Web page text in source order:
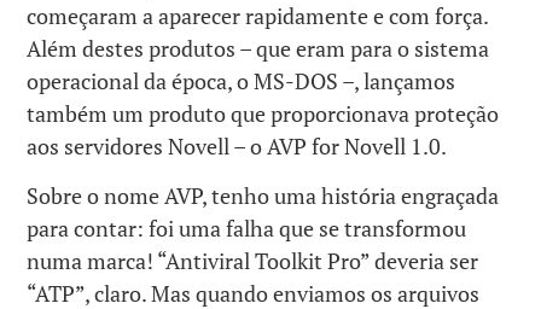
começaram a aparecer rapidamente e com força.
Além destes produtos – que eram para o sistema
operacional da época, o MS-DOS –, lançamos
também um produto que proporcionava proteção
aos servidores Novell – o AVP for Novell 1.0.
Sobre o nome AVP, tenho uma história engraçada
para contar: foi uma falha que se transformou
numa marca! “Antiviral Toolkit Pro” deveria ser
“ATP”, claro. Mas quando enviamos os arquivos